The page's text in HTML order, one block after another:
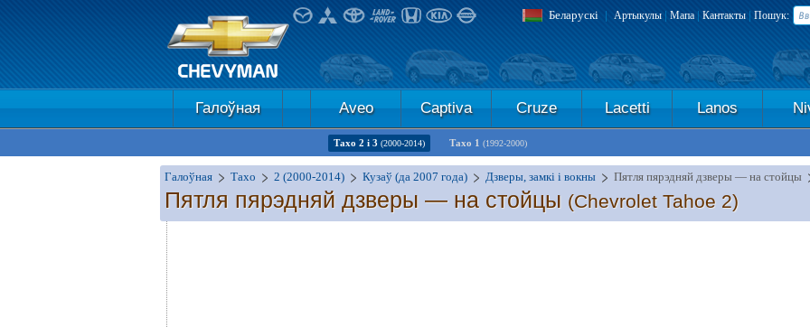
Беларускі | Артыкулы | Мапа | Кантакты | Пошук:
Галоўная Aveo Captiva Cruze Lacetti Lanos
Тахо 2 і 3 (2000-2014) Тахо 1 (1992-2000)
Галоўная Тахо 2 (2000-2014) Кузаў (да 2007 года) Дзверы, замкі і вокны Пятля пярэдняй дзверы — на стойцы
Пятля пярэдняй дзверы — на стойцы (Chevrolet Tahoe 2)